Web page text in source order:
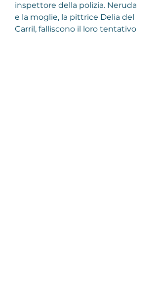
inspettore della polizia. Neruda
e la moglie, la pittrice Delia del
Carril, falliscono il loro tentativo